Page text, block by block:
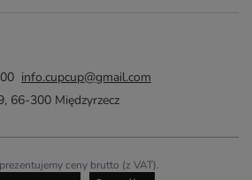
info.cupcup@gmail.com
, 66-300 Międzyrzecz
ceny brutto (z VAT).